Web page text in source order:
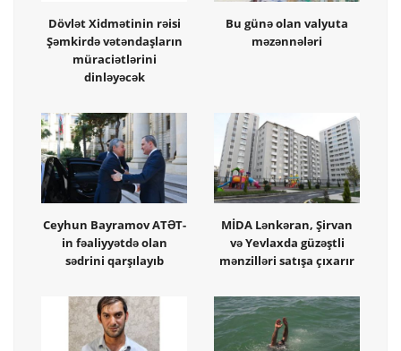
Dövlət Xidmətinin rəisi
Şəmkirdə vətəndaşların
müraciətlərini
dinləyəcək
Bu günə olan valyuta
məzənnələri
Ceyhun Bayramov ATƏT-
in fəaliyyətdə olan
sədrini qarşılayıb
MİDA Lənkəran, Şirvan
və Yevlaxda güzəştli
mənzilləri satışa çıxarır